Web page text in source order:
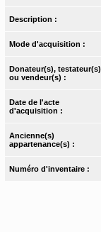
Description :
Mode d'acquisition :
Donateur(s), testateur(s)
ou vendeur(s) :
Date de l'acte
d'acquisition :
Ancienne(s)
appartenance(s) :
Numéro d'inventaire :